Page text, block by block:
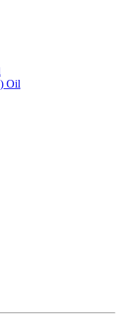
Oil